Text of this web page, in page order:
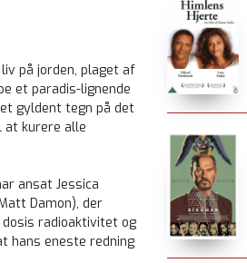
på jorden, plaget af
et paradis-lignende
gyldent tegn på det
at kurere alle
ansat Jessica
Damon), der
radioaktivitet og
hans eneste redning